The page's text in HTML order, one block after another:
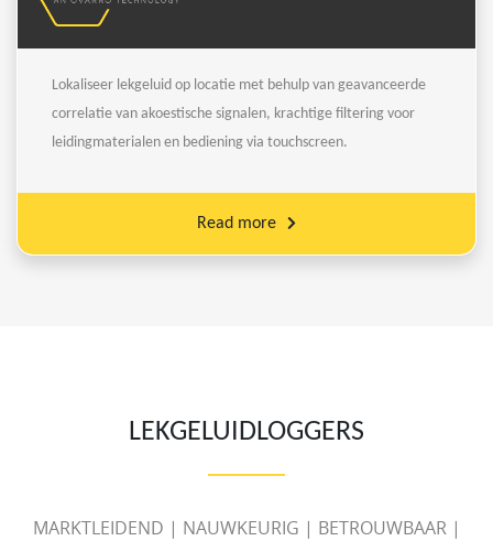
Lokaliseer lekgeluid op locatie met behulp van geavanceerde
correlatie van akoestische signalen, krachtige filtering voor
leidingmaterialen en bediening via touchscreen.
Read more
LEKGELUIDLOGGERS
MARKTLEIDEND | NAUWKEURIG | BETROUWBAAR |